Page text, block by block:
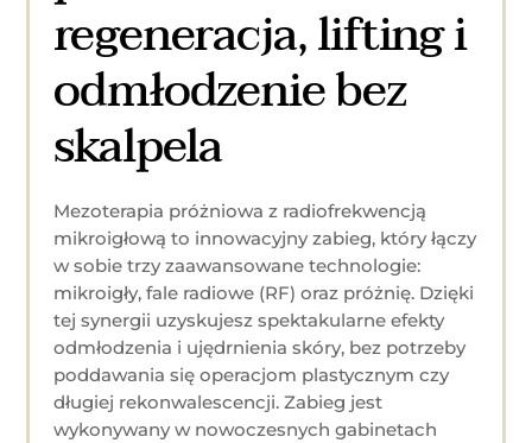
regeneracja, lifting i
odmłodzenie bez
skalpela
Mezoterapia próżniowa z radiofrekwencją
mikroigłową to innowacyjny zabieg, który łączy
w sobie trzy zaawansowane technologie:
mikroigły, fale radiowe (RF) oraz próżnię. Dzięki
tej synergii uzyskujesz spektakularne efekty
odmłodzenia i ujędrnienia skóry, bez potrzeby
poddawania się operacjom plastycznym czy
długiej rekonwalescencji. Zabieg jest
wykonywany w nowoczesnych gabinetach